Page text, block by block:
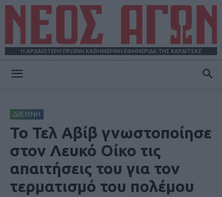
Η ΑΡΧΑΙΟΤΕΡΗ ΠΡΩΪΝΗ ΚΑΘΗΜΕΡΙΝΗ ΕΦΗΜΕΡΙΔΑ ΤΗΣ ΚΑΡΔΙΤΣΑΣ
ΔΙΕΘΝΗ
Το Τελ Αβίβ γνωστοποίησε
στον Λευκό Οίκο τις
απαιτήσεις του για τον
τερματισμό του πολέμου